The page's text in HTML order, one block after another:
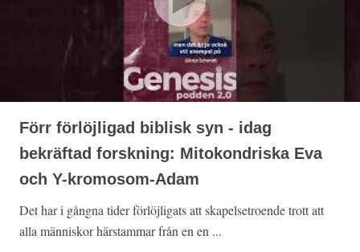
Förr förlöjligad biblisk syn - idag
bekräftad forskning: Mitokondriska Eva
och Y-kromosom-Adam
Det har i gångna tider förlöjligats att skapelsetroende trott att
alla människor härstammar från en en ...